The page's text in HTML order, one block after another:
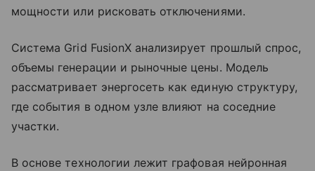
мощности или рисковать отключениями.
Система Grid FusionX анализирует прошлый спрос,
объемы генерации и рыночные цены. Модель
рассматривает энергосеть как единую структуру,
где события в одном узле влияют на соседние
участки.
В основе технологии лежит графовая нейронная